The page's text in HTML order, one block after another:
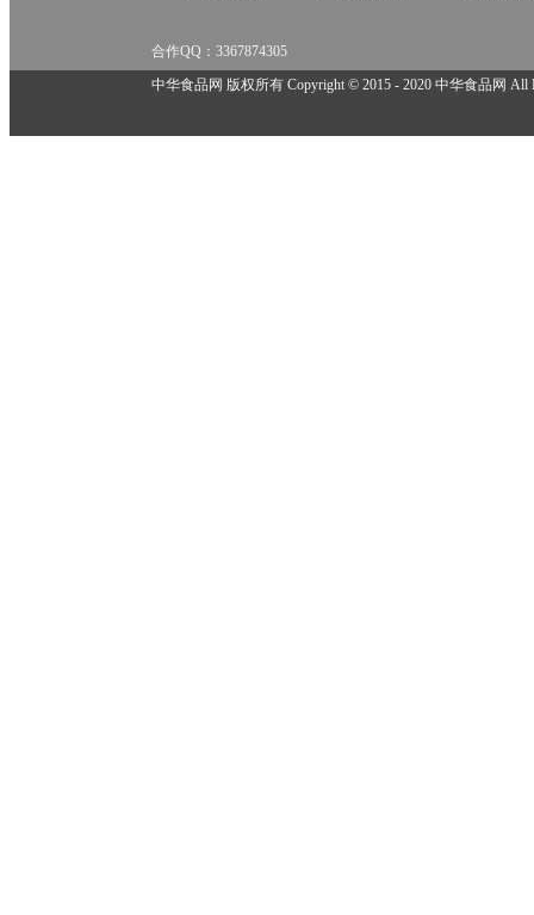
合作QQ：3367874305
举报邮箱：918825737@qq.com
中华食品网 版权所有 Copyright © 2015 - 2020 中华食品网 All